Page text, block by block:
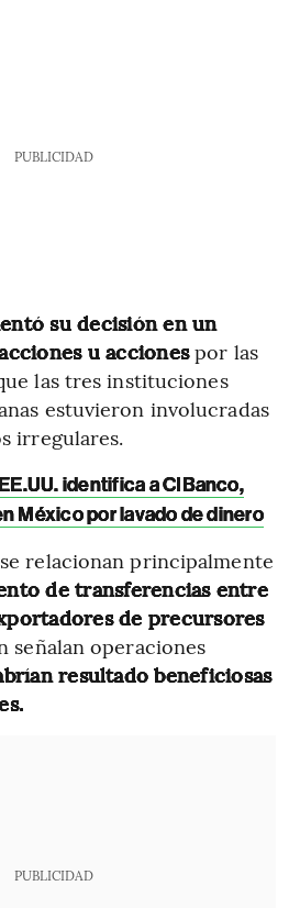
PUBLICIDAD
su decisión en un
u accionespor las
las tres instituciones
estuvieron involucradas
irregulares.
EE.UU. identifica a CIBanco,
México por lavado de dinero
relacionan principalmente
de transferencias entre
de precursores
señalan operaciones
resultado beneficiosas
PUBLICIDAD